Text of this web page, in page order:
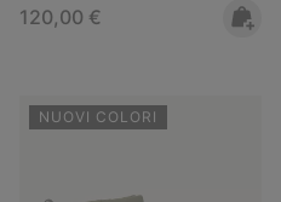
Regular price:
120,00 €
NUOVI COLORI